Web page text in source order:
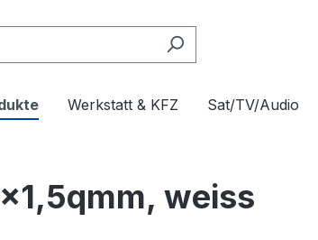
Werkstatt & KFZ Sat/TV/Audio
weiss